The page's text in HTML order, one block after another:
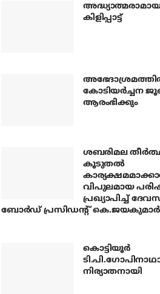
കിളിപ്പാട്ട്
കോടിയര്‍ച്ചന
ആരംഭിക്കും
ശബരിമല
കൂടുതല്‍
വിപുലമായ
പ്രഖ്യാപിച്ച്
ബോര്‍ഡ് പ്രസിഡന്റ് കെ.ജയകുമാര്‍
കൊട്ടിയൂര്‍
നിര്യാതനായി